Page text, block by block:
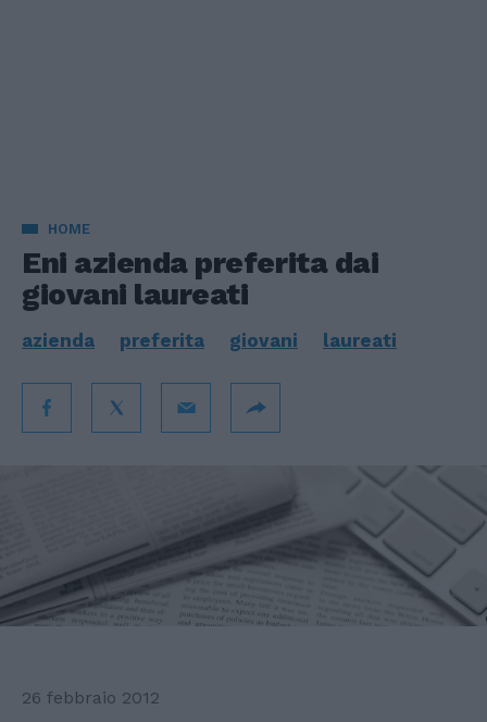
HOME
Eni azienda preferita dai
giovani laureati
azienda preferita giovani laureati
26 febbraio 2012